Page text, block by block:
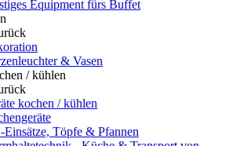
Equipment fürs Buffet
& Vasen
/ kühlen
kochen / kühlen
Einsätze, Töpfe & Pfannen